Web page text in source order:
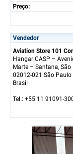
Preço:
Vendedor
Aviation Store 101
Hangar CASP –
Marte – Santana, São
02012-021 São Paulo
Brasil
Tel.: +55 11 91091-